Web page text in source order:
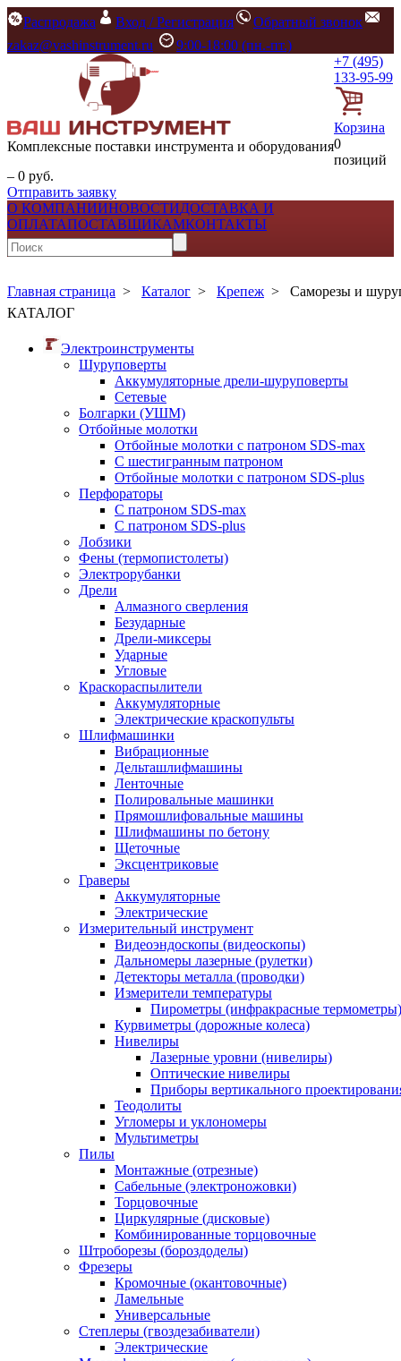
Распродажа Вход / Регистрация
Обратный звонок
zakaz@vashinstrument.ru
9:00-18:00 (пн.-пт.)
Комплексные поставки инструмента и оборудования
+7 (495)
133-95-99
Корзина
0
позиций
– 0 руб.
Отправить заявку
О КОМПАНИИНОВОСТИДОСТАВКА И
ОПЛАТАПОСТАВЩИКАМКОНТАКТЫ
Главная страница > Каталог > Крепеж > Саморезы и
КАТАЛОГ
Электроинструменты
Шуруповерты
Аккумуляторные дрели-шуруповерты
Сетевые
Болгарки (УШМ)
Отбойные молотки
Отбойные молотки с патроном SDS-max
С шестигранным патроном
Отбойные молотки с патроном SDS-plus
Перфораторы
С патроном SDS-max
С патроном SDS-plus
Лобзики
Фены (термопистолеты)
Электрорубанки
Дрели
Алмазного сверления
Безударные
Дрели-миксеры
Ударные
Угловые
Краскораспылители
Аккумуляторные
Электрические краскопульты
Шлифмашинки
Вибрационные
Дельташлифмашины
Ленточные
Полировальные машинки
Прямошлифовальные машины
Шлифмашины по бетону
Щеточные
Эксцентриковые
Граверы
Аккумуляторные
Электрические
Измерительный инструмент
Видеоэндоскопы (видеоскопы)
Дальномеры лазерные (рулетки)
Детекторы металла (проводки)
Измерители температуры
Пирометры (инфракрасные термометры)
Курвиметры (дорожные колеса)
Нивелиры
Лазерные уровни (нивелиры)
Оптические нивелиры
Приборы вертикального
Теодолиты
Угломеры и уклономеры
Мультиметры
Пилы
Монтажные (отрезные)
Сабельные (электроножовки)
Торцовочные
Циркулярные (дисковые)
Комбинированные торцовочные
Штроборезы (бороздоделы)
Фрезеры
Кромочные (окантовочные)
Ламельные
Универсальные
Степлеры (гвоздезабиватели)
Электрические